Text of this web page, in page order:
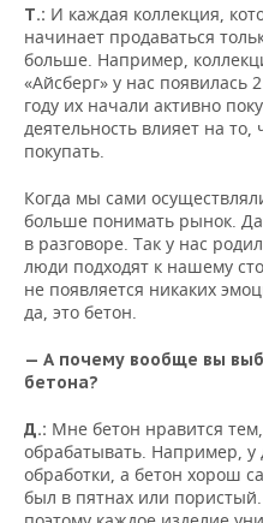
Т.: И каждая коллекция,
начинает продаваться
больше. Например,
«Айсберг» у нас появилась
году их начали активно
деятельность влияет на
покупать.
Когда мы сами
больше понимать рынок.
в разговоре. Так у нас
люди подходят к нашему
не появляется никаких
да, это бетон.
— А почему вообще вы
бетона?
Д.: Мне бетон нравится
обрабатывать. Например, у
обработки, а бетон хорош
был в пятнах или